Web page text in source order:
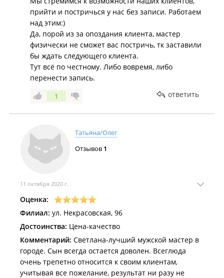
прийти и постричься у нас без записи. Работаем
над этим:)
Да, порой из за опоздания клиента, мастер
физически не сможет вас постричь, тк заставили
бы ждать следующего клиента.
Тут всё по честному. Либо вовремя, либо
перенести запись.
1 ответить
Татьяна/Олег
Отзывов 1
11 октября 2020 г.
Оценка:
Филиал: ул. Некрасовская, 96
Достоинства: Цена-качество
Комментарий: Светлана-лучший мужской мастер в
городе. Сын всегда остается доволен. Всеглюда
очень трепетно относится к своим клиентам,
учитывая все пожелание, результат ни разу не